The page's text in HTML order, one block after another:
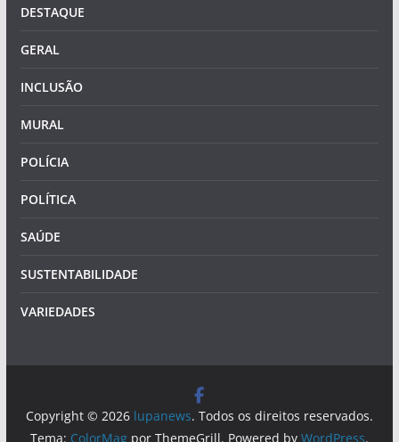
DESTAQUE
GERAL
INCLUSÃO
MURAL
POLÍCIA
POLÍTICA
SAÚDE
SUSTENTABILIDADE
VARIEDADES
Copyright © 2026 lupanews. Todos os direitos reservados.
Tema: ColorMagpor ThemeGrill. Powered by WordPress.